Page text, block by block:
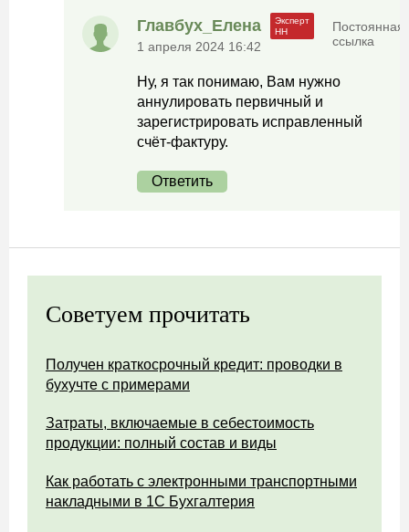
Главбух_Елена
1 апреля 2024 16:42
Постоянная
ссылка
Ну, я так понимаю, Вам нужно
аннулировать первичный и
зарегистрировать исправленный
счёт-фактуру.
Ответить
Советуем прочитать
Получен краткосрочный кредит: проводки в
бухучте с примерами
Затраты, включаемые в себестоимость
продукции: полный состав и виды
Как работать с электронными транспортными
накладными в 1С Бухгалтерия